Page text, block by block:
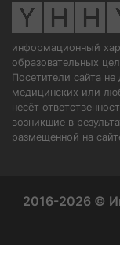
информационный
образовательных
Посетители сайта
медицинских или
несёт
возникшие в
размещенной на
2016-2026 ©